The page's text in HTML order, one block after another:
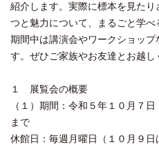
紹介します。実際に標本を見た
つと魅力について、まるごと学べ
期間中は講演会やワークショッ
す。ぜひご家族やお友達とお越し
１ 展覧会の概要
（１）期間：令和５年１０月７
まで
休館日：毎週月曜日（１０月９